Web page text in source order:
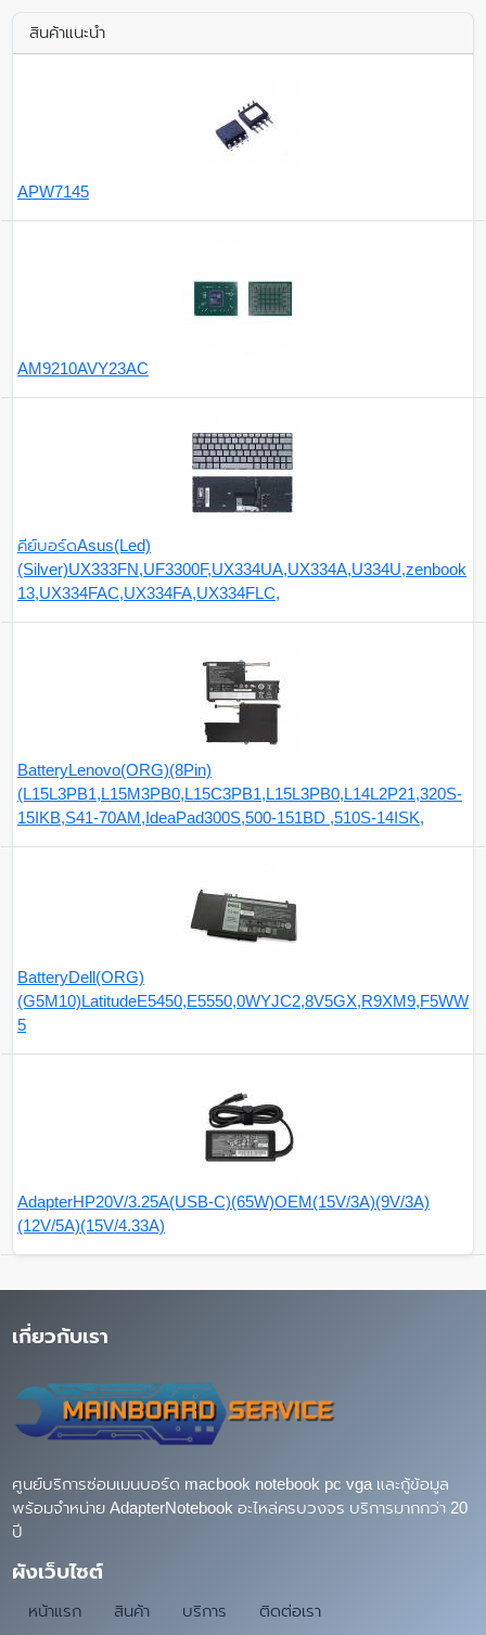
สินค้าแนะนำ
APW7145
AM9210AVY23AC
คีย์บอร์ดAsus(Led)
(Silver)UX333FN,UF3300F,UX334UA,UX334A,U334U,zenbook
13,UX334FAC,UX334FA,UX334FLC,
BatteryLenovo(ORG)(8Pin)
(L15L3PB1,L15M3PB0,L15C3PB1,L15L3PB0,L14L2P21,320S-
15IKB,S41-70AM,IdeaPad300S,500-151BD ,510S-14ISK,
BatteryDell(ORG)
(G5M10)LatitudeE5450,E5550,0WYJC2,8V5GX,R9XM9,F5WW
5
AdapterHP20V/3.25A(USB-C)(65W)OEM(15V/3A)(9V/3A)
(12V/5A)(15V/4.33A)
เกี่ยวกับเรา
ศูนย์บริการซ่อมเมนบอร์ด macbook notebook pc vga และกู้ข้อมูล
พร้อมจำหน่าย AdapterNotebook อะไหล่ครบวงจร บริการมากกว่า 20
ปี
ผังเว็บไซต์
หน้าแรก สินค้า บริการ ติดต่อเรา